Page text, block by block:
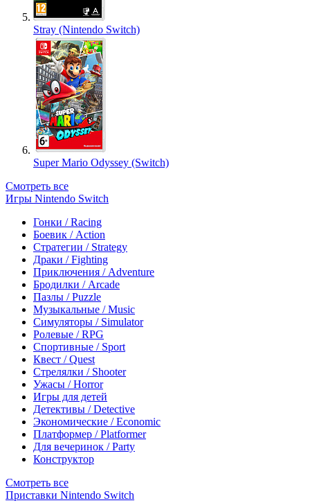
Stray (Nintendo Switch)
Super Mario Odyssey (Switch)
Смотреть все
Игры Nintendo Switch
Гонки / Racing
Боевик / Action
Стратегии / Strategy
Драки / Fighting
Приключения / Adventure
Бродилки / Arcade
Пазлы / Puzzle
Музыкальные / Music
Симуляторы / Simulator
Ролевые / RPG
Спортивные / Sport
Квест / Quest
Стрелялки / Shooter
Ужасы / Horror
Игры для детей
Детективы / Detective
Экономические / Economic
Платформер / Platformer
Для вечеринок / Party
Конструктор
Смотреть все
Приставки Nintendo Switch